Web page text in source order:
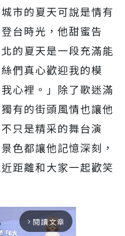
市的夏天可說是情有
台時光， 他甜蜜告
的夏天是一段充滿能
們真心歡迎我的模
心裡。」 除了歌迷滿
有的街頭風情也讓他
只是精采的舞台演
色都讓他記憶深刻，
距離和大家一起歡笑
arrow_forward_ios 閱讀文章